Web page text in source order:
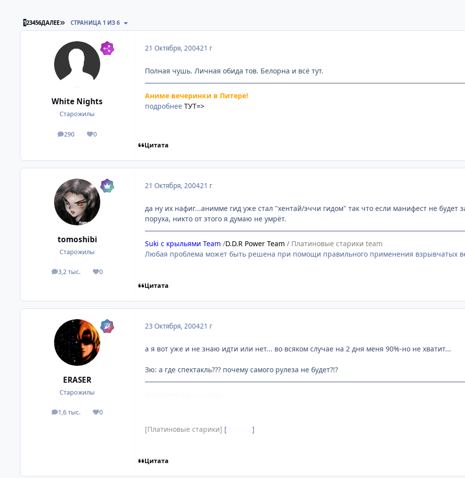
123456ДАЛЕЕ ПОСЛЕДНЯЯ СТРАНИЦА
СТРАНИЦА 1 ИЗ 6
White Nights
Старожилы
290
посты 0
Репутация
21 Октября, 200421 г
Полная чушь. Личная обида тов. Белорна и всё тут.
Аниме вечеринки в Питере!
подробнее ТУТ=>
Цитата
tomoshibi
Старожилы
3,2 тыс.
посты 0
Репутация
21 Октября, 200421 г
да ну их нафиг...анимме гид уже стал "хентай/эччи гидом" так что если манифест не будет
поруха, никто от этого я думаю не умрёт.
Suki с крыльями Team /D.D.R Power Team / Платиновые старики team
Любая проблема может быть решена при помощи правильного применения взрывчатых
Цитата
ERASER
Старожилы
1,6 тыс.
посты 0
Репутация
23 Октября, 200421 г
а я вот уже и не знаю идти или нет... во всяком случае на 2 дня меня 90%-но не хватит...
Зю: а где спектакль??? почему самого рулеза не будет?!?
[Платиновые старики] [ ]
Цитата